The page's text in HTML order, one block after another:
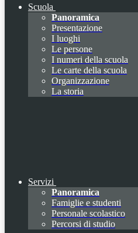
Scuola
Panoramica
Presentazione
I luoghi
Le persone
I numeri della scuola
Le carte della scuola
Organizzazione
La storia
Servizi
Panoramica
Famiglie e studenti
Personale scolastico
Percorsi di studio